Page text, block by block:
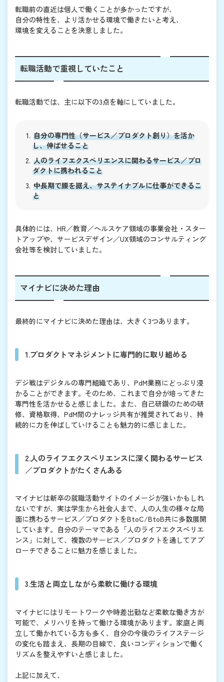
転職前の直近は個人で働くことが多かったですが、
自分の特性を、より活かせる環境で働きたいと考え、
環境を変えることを決意しました。
転職活動で重視していたこと
転職活動では、主に以下の3点を軸にしていました。
自分の専門性（サービス／プロダクト創り）を活か
し、伸ばせること
人のライフエクスペリエンスに関わるサービス／プロ
ダクトに携われること
中長期で腰を据え、サステイナブルに仕事ができるこ
と
具体的には、HR／教育／ヘルスケア領域の事業会社・スター
トアップや、サービスデザイン／UX領域のコンサルティング
会社等を検討していました。
マイナビに決めた理由
最終的にマイナビに決めた理由は、大きく3つあります。
1.プロダクトマネジメントに専門的に取り組める
デジ戦はデジタルの専門組織であり、PdM業務にどっぷり浸
かることができます。そのため、これまで自分が培ってきた
専門性を活かせると感じました。また、自己研鑽のための研
修、資格取得、PdM間のナレッジ共有が推奨されており、持
続的に力を伸ばしていけることも魅力的に感じました。
2.人のライフエクスペリエンスに深く関わるサービス
／プロダクトがたくさんある
マイナビは新卒の就職活動サイトのイメージが強いかもしれ
ないですが、実は学生から社会人まで、人の人生の様々な局
面に携わるサービス／プロダクトをBtoC/BtoB共に多数展開
しています。自分のテーマである「人のライフエクスペリエ
ンス」に対して、複数のサービス／プロダクトを通してアプ
ローチできることに魅力を感じました。
3.生活と両立しながら柔軟に働ける環境
マイナビにはリモートワークや時差出勤など柔軟な働き方が
可能で、メリハリを持って働ける環境があります。家庭と両
立して働かれている方も多く、自分の今後のライフステージ
の変化も踏まえ、長期の目線で、良いコンディションで働く
リズムを整えやすいと感じました。
上記に加えて、